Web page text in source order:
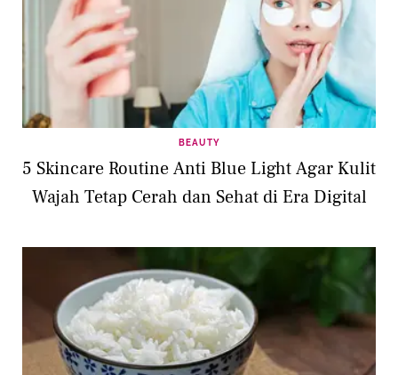
BEAUTY
5 Skincare Routine Anti Blue Light Agar Kulit
Wajah Tetap Cerah dan Sehat di Era Digital